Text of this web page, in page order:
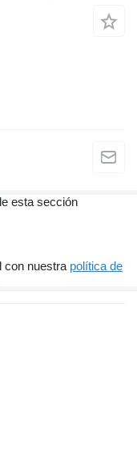
esta sección
con nuestra política de